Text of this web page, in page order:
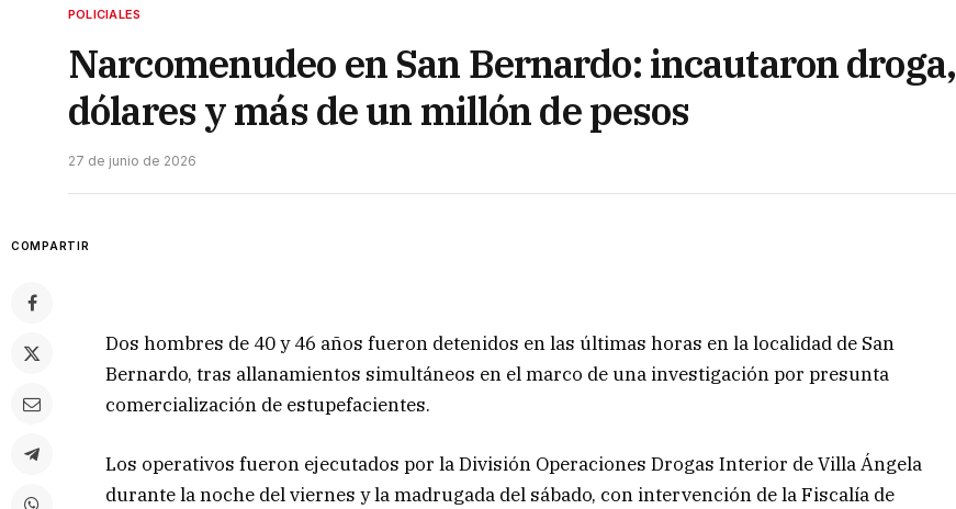
POLICIALES
Narcomenudeo en San Bernardo: incautaron droga,
dólares y más de un millón de pesos
27 de junio de 2026
COMPARTIR
Dos hombres de 40 y 46 años fueron detenidos en las últimas horas en la localidad de San
Bernardo, tras allanamientos simultáneos en el marco de una investigación por presunta
comercialización de estupefacientes.
Los operativos fueron ejecutados por la División Operaciones Drogas Interior de Villa Ángela
durante la noche del viernes y la madrugada del sábado, con intervención de la Fiscalía de